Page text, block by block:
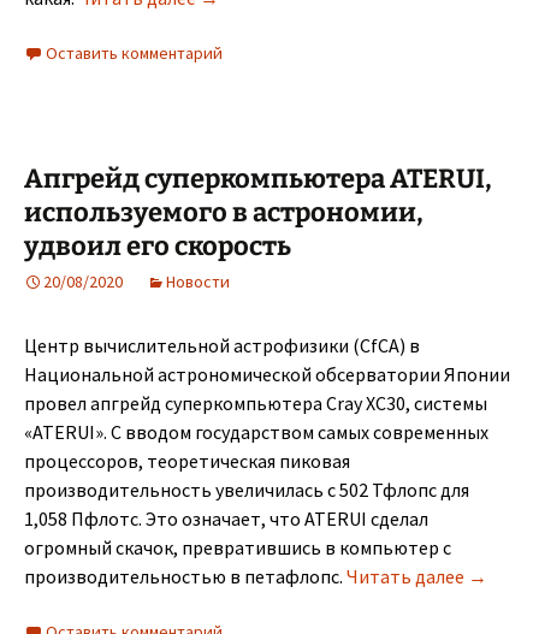
Оставить комментарий
Апгрейд суперкомпьютера ATERUI,
используемого в астрономии,
удвоил его скорость
20/08/2020 Новости
Центр вычислительной астрофизики (CfCA) в
Национальной астрономической обсерватории Японии
провел апгрейд суперкомпьютера Cray XC30, системы
«ATERUI». С вводом государством самых современных
процессоров, теоретическая пиковая
производительность увеличилась с 502 Тфлопс для
1,058 Пфлотс. Это означает, что ATERUI сделал
огромный скачок, превратившись в компьютер с
производительностью в петафлопс. Читать далее →